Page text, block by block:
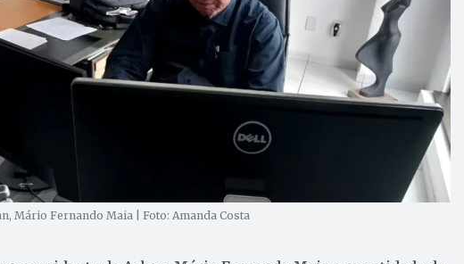
Mário Fernando Maia | Foto: Amanda Costa